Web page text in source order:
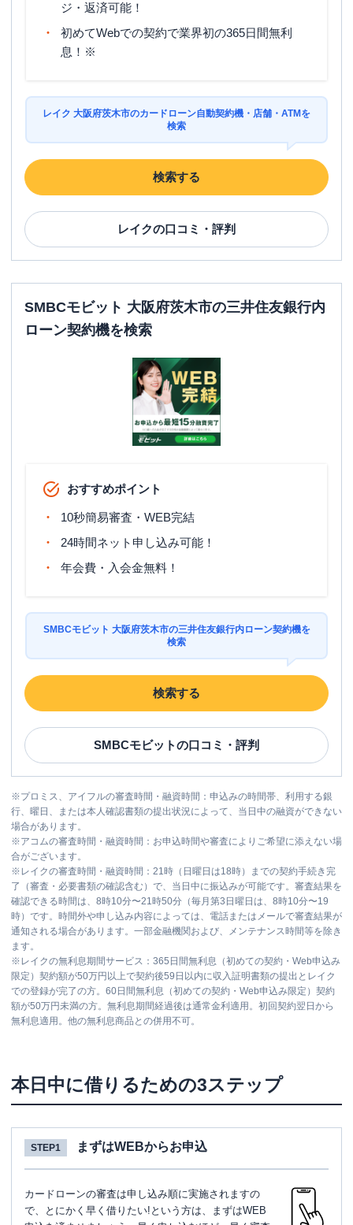
ジ・返済可能！
初めてWebでの契約で業界初の365日間無利
息！※
レイク 大阪府茨木市のカードローン自動契約機・店舗・ATMを
検索
検索する
レイクの口コミ・評判
SMBCモビット 大阪府茨木市の三井住友銀行内
ローン契約機を検索
おすすめポイント
10秒簡易審査・WEB完結
24時間ネット申し込み可能！
年会費・入会金無料！
SMBCモビット 大阪府茨木市の三井住友銀行内ローン契約機を
検索
検索する
SMBCモビットの口コミ・評判
※プロミス、アイフルの審査時間・融資時間：申込みの時間帯、利用する銀
行、曜日、または本人確認書類の提出状況によって、当日中の融資ができない
場合があります。
※アコムの審査時間・融資時間：お申込時間や審査によりご希望に添えない場
合がございます。
※ レイクの審査時間・融資時間：21時（日曜日は18時）までの契約手続き完
了（審査・必要書類の確認含む）で、当日中に振込みが可能です。審査結果を
確認できる時間は、8時10分〜21時50分（毎月第3日曜日は、8時10分〜19
時）です。時間外や申し込み内容によっては、電話またはメールで審査結果が
通知される場合があります。一部金融機関および、メンテナンス時間等を除き
ます。
※ レイクの無利息期間サービス：365日間無利息（初めての契約・Web申込み
限定）契約額が50万円以上で契約後59日以内に収入証明書類の提出とレイク
での登録が完了の方。60日間無利息（初めての契約・Web申込み限定）契約
額が50万円未満の方。無利息期間経過後は通常金利適用。初回契約翌日から
無利息適用。他の無利息商品との併用不可。
本日中に借りるための3ステップ
STEP1 まずはWEBからお申込
カードローンの審査は申し込み順に実施されますの
で、とにかく早く借りたい!という方は、まずはWEB